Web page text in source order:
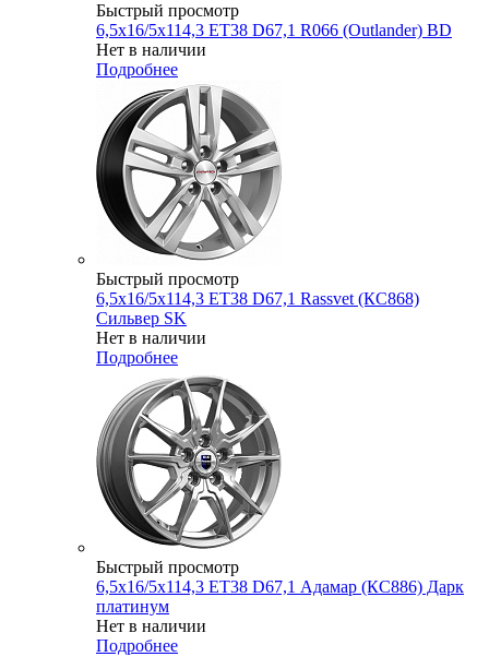
Быстрый просмотр
6,5x16/5x114,3 ET38 D67,1 R066 (Outlander) BD
Нет в наличии
Подробнее
Быстрый просмотр
6,5x16/5x114,3 ET38 D67,1 Rassvet (КС868)
Сильвер SK
Нет в наличии
Подробнее
Быстрый просмотр
6,5x16/5x114,3 ET38 D67,1 Адамар (КС886) Дарк
платинум
Нет в наличии
Подробнее